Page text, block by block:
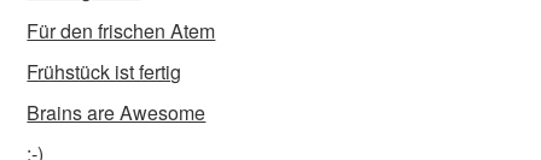
Für den frischen Atem
Frühstück ist fertig
Brains are Awesome
:-)